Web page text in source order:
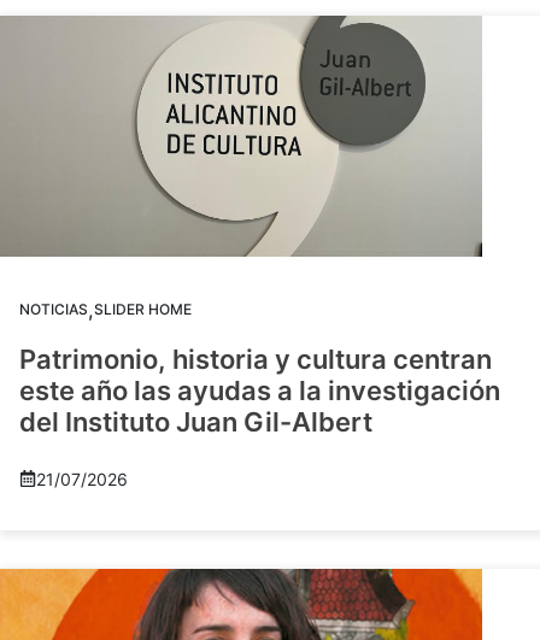
NOTICIAS,SLIDER HOME
Patrimonio, historia y cultura centran
este año las ayudas a la investigación
del Instituto Juan Gil-Albert
21/07/2026